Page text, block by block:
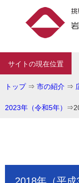
サイトの現在位置
トップ⇒ 市の紹介 ⇒
2023年（令和5年） ⇒